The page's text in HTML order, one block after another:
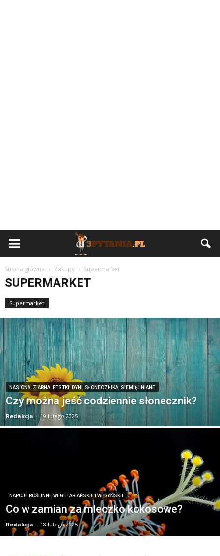
Strona główna Zakupy Supermarket
SUPERMARKET
Supermarket
NASIONA, ZIARNA, PESTKI: DYNI, SŁONECZNIKA, SIEMIĘ LNIANE
Czy można jeść codziennie słonecznik?
Redakcja - 19 lutego 2025
NAPOJE ROŚLINNE WEGETARIAŃSKIE I WEGAŃSKIE
Co w zamian za mleczko kokosowe?
Redakcja - 18 lutego 2025